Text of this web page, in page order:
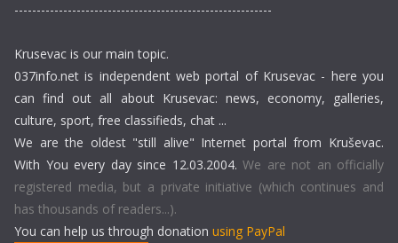
----------------------------------------------------------
Krusevac is our main topic.
037info.net is independent web portal of Krusevac - here you
can find out all about Krusevac: news, economy, galleries,
culture, sport, free classifieds, chat ...
We are the oldest "still alive" Internet portal from Kruševac.
With You every day since 12.03.2004. We are not an officially
registered media, but a private initiative (which continues and
has thousands of readers...).
You can help us through donation using PayPal